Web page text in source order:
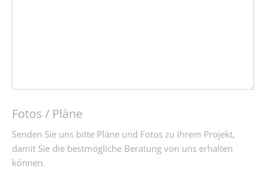
Fotos / Pläne
Senden Sie uns bitte Pläne und Fotos zu Ihrem Projekt,
damit Sie die bestmögliche Beratung von uns erhalten
können.